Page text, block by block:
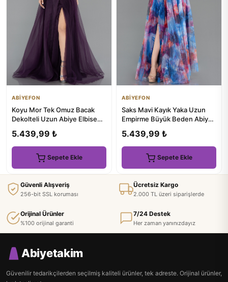
ABİYEFON
Koyu Mor Tek Omuz Bacak
Dekolteli Uzun Abiye Elbise
5.439,99 ₺
Sepete Ekle
ABİYEFON
Saks Mavi Kayık Yaka Uzun
Empirme Büyük Beden Abiye
5.439,99 ₺
Sepete Ekle
Güvenli Alışveriş
256-bit SSL koruması
Ücretsiz Kargo
2.000 TL üzeri siparişlerde
Orijinal Ürünler
%100 orijinal garanti
7/24 Destek
Her zaman yanınızdayız
Abiyetakim
Güvenilir tedarikçilerden seçilmiş kaliteli ürünler, tek adreste. Orijinal ürünler,